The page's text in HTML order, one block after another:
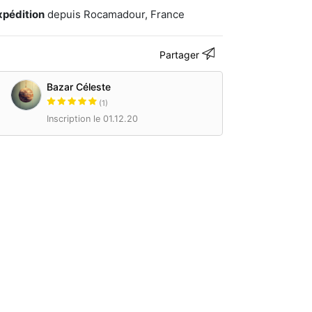
depuis Rocamadour, France
Partager
Bazar Céleste
(1)
Inscription le 01.12.20